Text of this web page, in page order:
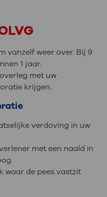
vanzelf weer over. Bij 9
1 jaar.
met uw
krijgen.
verdoving in uw
met een naald in
waar de pees vastzit